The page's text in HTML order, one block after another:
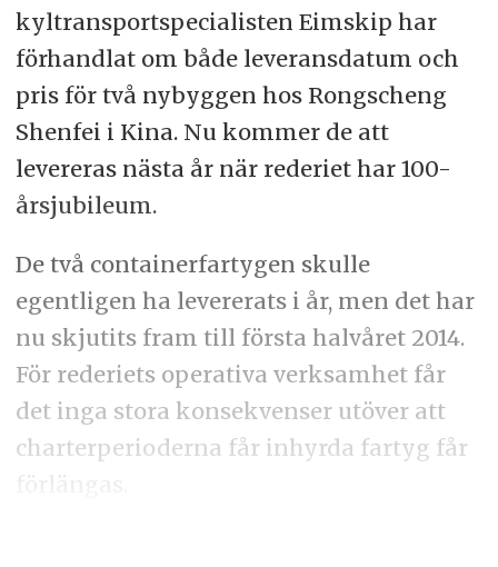
kyltransportspecialisten Eimskip har
förhandlat om både leveransdatum och
pris för två nybyggen hos Rongscheng
Shenfei i Kina. Nu kommer de att
levereras nästa år när rederiet har 100-
årsjubileum.
De två containerfartygen skulle
egentligen ha levererats i år, men det har
nu skjutits fram till första halvåret 2014.
För rederiets operativa verksamhet får
det inga stora konsekvenser utöver att
charterperioderna får inhyrda fartyg får